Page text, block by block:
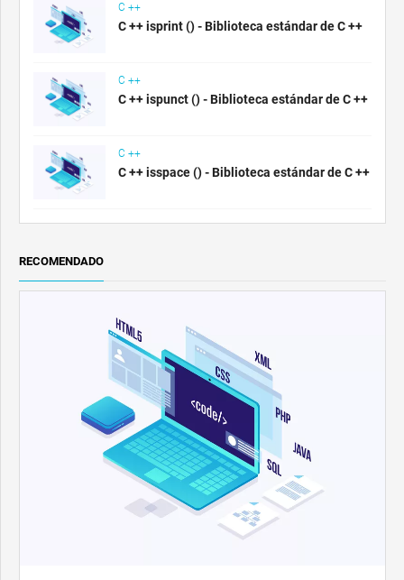
C ++
C ++ isprint () - Biblioteca estándar de C ++
C ++
C ++ ispunct () - Biblioteca estándar de C ++
C ++
C ++ isspace () - Biblioteca estándar de C ++
RECOMENDADO